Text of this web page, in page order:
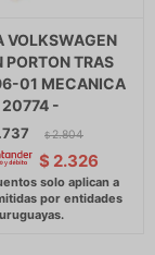
VOLKSWAGEN
PORTON TRAS
01 MECANICA
20774 -
$ 2.804
$ 2.326